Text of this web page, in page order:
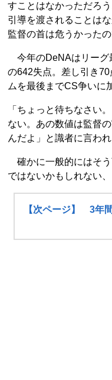
すことはなかっただろ
引導を渡されることは
監督の首は危うかったの
今年のDeNAはリーグ
の642失点。差し引き
ムを最後までCS争いに
「ちょっと待ちなさい
ない。あの数値は監督
んだよ」と識者に言われ
確かに一般的にはそう
ではないかもしれない
【次ページ】 3年